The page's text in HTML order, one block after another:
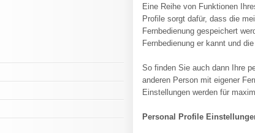
Eine Reihe von Funktionen
Profile sorgt dafür, dass die
Fernbedienung gespeichert
Fernbedienung er kannt und
So finden Sie auch dann Ihre
anderen Person mit eigener
Einstellungen werden für
Personal Profile